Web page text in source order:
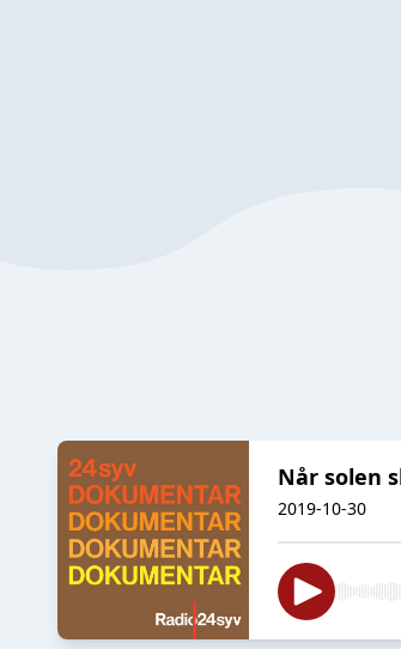
Når solen
2019-10-30